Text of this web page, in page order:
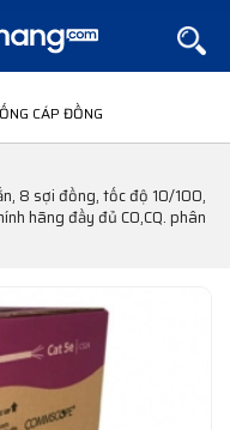
CÁP ĐỒNG
8 sợi đồng, tốc độ 10/100,
hãng đầy đủ CO,CQ. phân